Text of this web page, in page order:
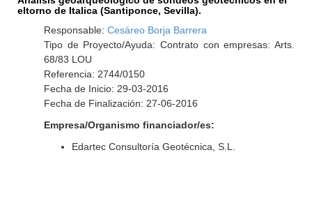
eltorno de Italica (Santiponce, Sevilla).
Responsable: Cesáreo Borja Barrera
Tipo de Proyecto/Ayuda: Contrato con empresas: Arts.
68/83 LOU
Referencia: 2744/0150
Fecha de Inicio: 29-03-2016
Fecha de Finalización: 27-06-2016
Empresa/Organismo financiador/es:
Edartec Consultoría Geotécnica, S.L.